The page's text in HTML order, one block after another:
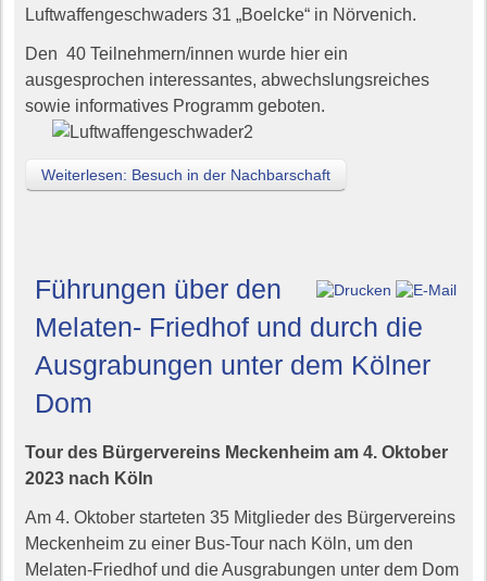
Luftwaffengeschwaders 31 „Boelcke“ in Nörvenich.
Den 40 Teilnehmern/innen wurde hier ein
ausgesprochen interessantes, abwechslungsreiches
sowie informatives Programm geboten.
Weiterlesen: Besuch in der Nachbarschaft
Führungen über den
Melaten- Friedhof und durch die
Ausgrabungen unter dem Kölner
Dom
Tour des Bürgervereins Meckenheim am 4. Oktober
2023 nach Köln
Am 4. Oktober starteten 35 Mitglieder des Bürgervereins
Meckenheim zu einer Bus-Tour nach Köln, um den
Melaten-Friedhof und die Ausgrabungen unter dem Dom